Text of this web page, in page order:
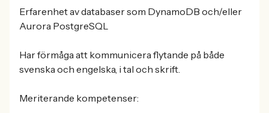
Erfarenhet av databaser som DynamoDB och/eller
Aurora PostgreSQL
Har förmåga att kommunicera flytande på både
svenska och engelska, i tal och skrift.
Meriterande kompetenser: